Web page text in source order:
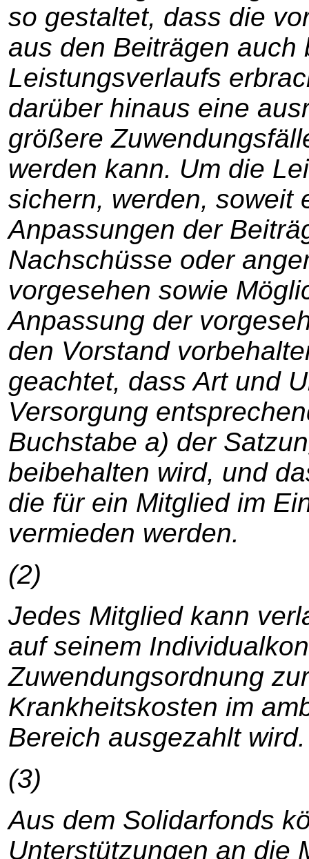
so gestaltet, dass die
aus den Beiträgen auch
Leistungsverlaufs
darüber hinaus eine
größere
werden kann. Um die
sichern, werden, soweit
Anpassungen der
Nachschüsse oder
vorgesehen sowie
Anpassung der
den Vorstand
geachtet, dass Art und
Versorgung
Buchstabe a) der
beibehalten wird, und
die für ein Mitglied im
vermieden werden.
(2)
Jedes Mitglied kann
auf seinem
Zuwendungsordnung
Krankheitskosten im
Bereich ausgezahlt wird.
(3)
Aus dem Solidarfonds
Unterstützungen an die